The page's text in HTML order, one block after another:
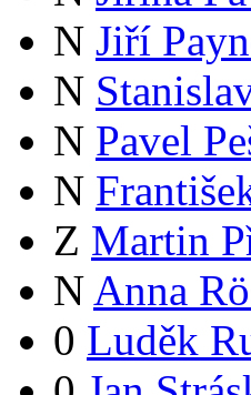
N Jiří
N
N Pavel
N
Z Martin
N Anna
0 Luděk